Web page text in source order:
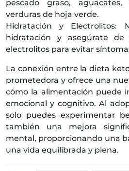
pescado graso,
verduras de hoja verde.
Hidratación y Electrolitos:
hidratación y asegúrate de
electrolitos para evitar
La conexión entre la dieta
prometedora y ofrece una
cómo la alimentación puede
emocional y cognitivo. Al
solo puedes experimentar
también una mejora
mental, proporcionando una
una vida equilibrada y plena.